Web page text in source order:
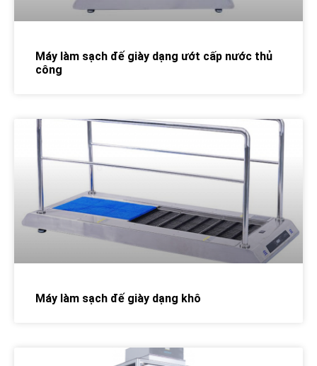
Máy làm sạch đế giày dạng ướt cấp nước thủ
công
Máy làm sạch đế giày dạng khô